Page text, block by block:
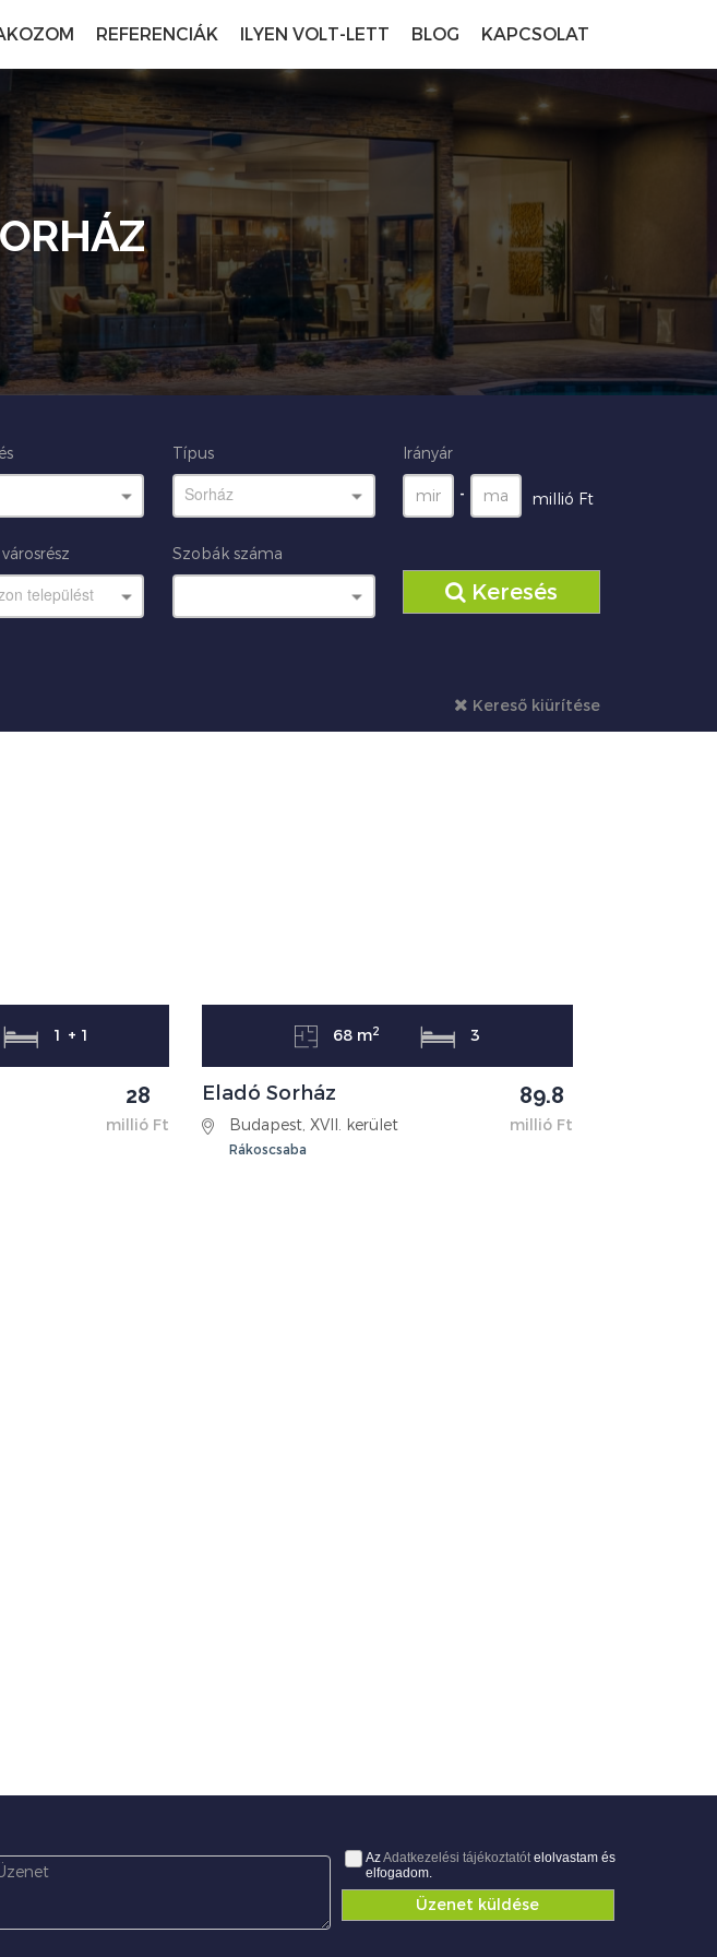
REFERENCIÁK ILYEN VOLT-LETT BLOG KAPCSOLAT
Típus
Sorház
Irányár
-
millió Ft
települést
Szobák száma
Keresés
Kereső kiürítése
1 + 1
28
millió Ft
68 m2 3
89.8
millió Ft
Eladó Sorház
Budapest, XVII. kerület
Rákoscsaba
AzAdatkezelési tájékoztatótelolvastam és
elfogadom.
Üzenet küldése